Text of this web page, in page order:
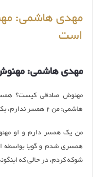
مهدی هاشمی:
است
مهدی هاشمی:
مهنوش صادقی کیست؟
هاشمی: من 2 همسر ندارم، یک همسر دارم
من یک همسر دارم و او
همسری شدم و گویا بواسطه
شوکه کردم، در حالی که